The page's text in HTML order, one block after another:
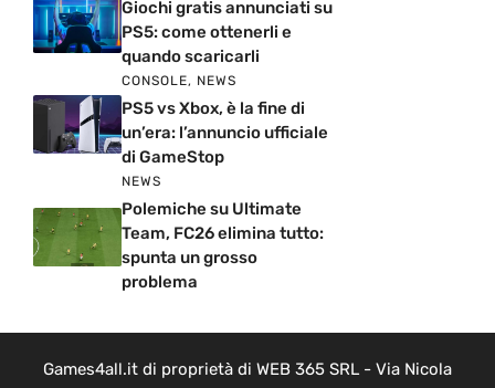
Giochi gratis annunciati su
PS5: come ottenerli e
quando scaricarli
CONSOLE, NEWS
PS5 vs Xbox, è la fine di
un’era: l’annuncio ufficiale
di GameStop
NEWS
Polemiche su Ultimate
Team, FC26 elimina tutto:
spunta un grosso
problema
Games4all.it di proprietà di WEB 365 SRL - Via Nicola